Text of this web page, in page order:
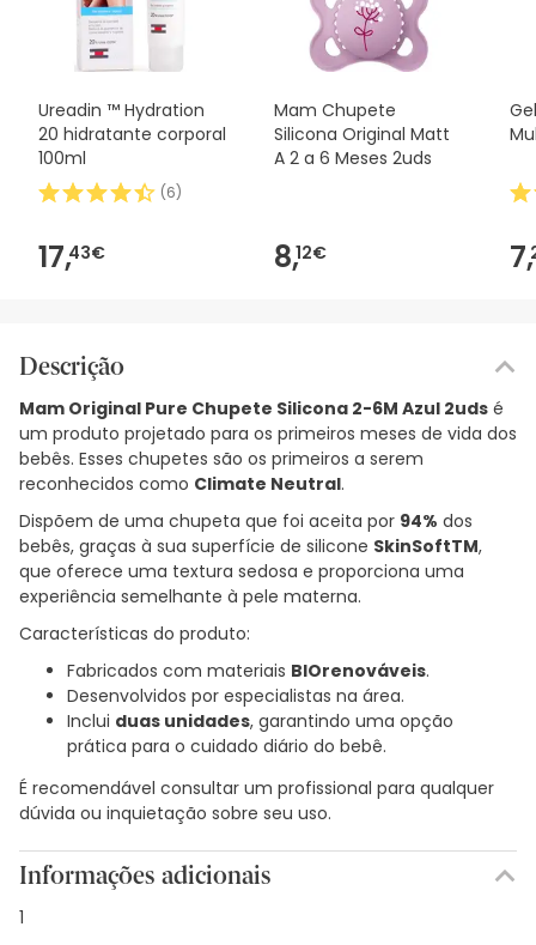
Ureadin ™ Hydration
20 hidratante corporal
100ml
(6)
17,43€
Mam Chupete
Silicona Original Matt
A 2 a 6 Meses 2uds
8,12€ 7,
Descrição
Mam Original Pure Chupete Silicona 2-6M Azul 2uds é
um produto projetado para os primeiros meses de vida dos
bebês. Esses chupetes são os primeiros a serem
reconhecidos como Climate Neutral.
Dispõem de uma chupeta que foi aceita por 94% dos
bebês, graças à sua superfície de silicone SkinSoftTM,
que oferece uma textura sedosa e proporciona uma
experiência semelhante à pele materna.
Características do produto:
Fabricados com materiais BIOrenováveis.
Desenvolvidos por especialistas na área.
Inclui duas unidades, garantindo uma opção
prática para o cuidado diário do bebê.
É recomendável consultar um profissional para qualquer
dúvida ou inquietação sobre seu uso.
Informações adicionais
1